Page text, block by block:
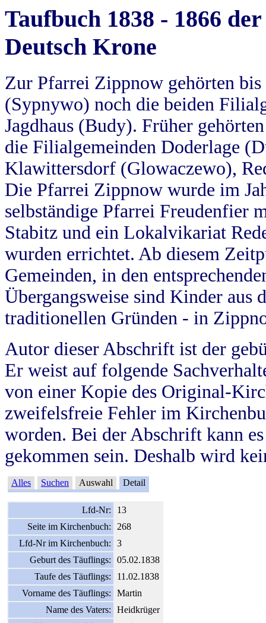
Taufbuch 1838 - 1866
Deutsch Krone
Zur Pfarrei Zippnow gehörten
(Sypnywo) noch die beiden
Jagdhaus (Budy). Früher
die Filialgemeinden Doderlage
Klawittersdorf (Glowaczewo),
Die Pfarrei Zippnow wurde im
selbständige Pfarrei Freudenfier
Stabitz und ein Lokalvikariat
wurden errichtet. Ab diesem
Gemeinden, in den
Übergangsweise sind Kinder aus
traditionellen Gründen - in
Autor dieser Abschrift ist der
Er weist auf folgende
von einer Kopie des Original-
zweifelsfreie Fehler im
worden. Bei der Abschrift kann
gekommen sein. Deshalb wird
Alles Suchen Auswahl Detail
Lfd-Nr:
13
Seite im Kirchenbuch:
268
Lfd-Nr im Kirchenbuch:
3
Geburt des Täuflings:
05.02.1838
Taufe des Täuflings:
11.02.1838
Vorname des Täuflings:
Martin
Name des Vaters:
Heidkrüger